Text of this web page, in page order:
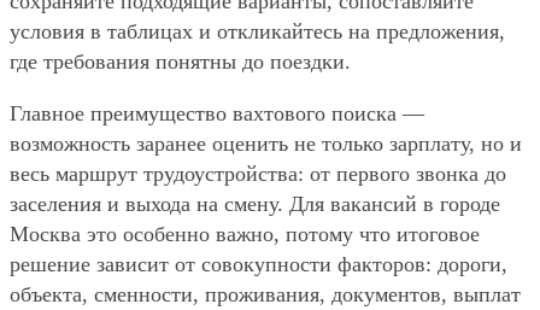
условия в таблицах и откликайтесь на предложения,
где требования понятны до поездки.
Главное преимущество вахтового поиска —
возможность заранее оценить не только зарплату, но и
весь маршрут трудоустройства: от первого звонка до
заселения и выхода на смену. Для вакансий в городе
Москва это особенно важно, потому что итоговое
решение зависит от совокупности факторов: дороги,
объекта, сменности, проживания, документов, выплат